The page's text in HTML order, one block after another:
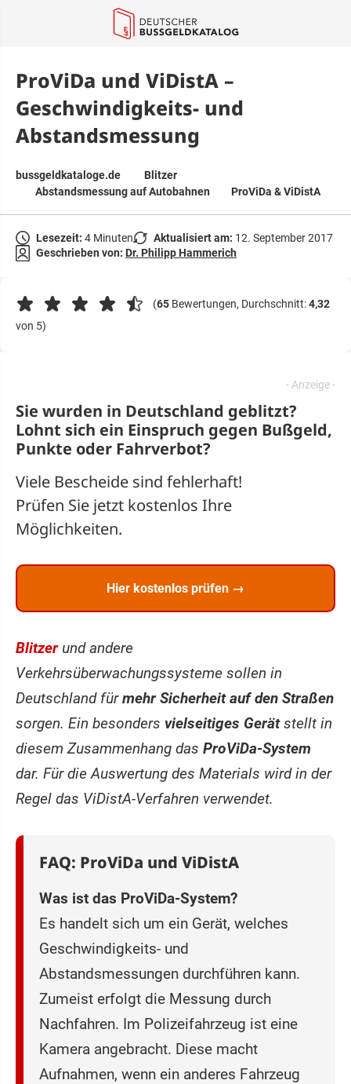
ProViDa und ViDistA –
Geschwindigkeits- und
Abstandsmessung
bussgeldkataloge.de
Blitzer
Abstandsmessung auf Autobahnen
ProViDa & ViDistA
Lesezeit: 4 Minuten Aktualisiert am: 12. September 2017
Geschrieben von: Dr. Philipp Hammerich
(65 Bewertungen, Durchschnitt:4,32
von 5)
Sie wurden in Deutschland geblitzt?
Lohnt sich ein Einspruch gegen Bußgeld,
Punkte oder Fahrverbot?
Viele Bescheide sind fehlerhaft!
Prüfen Sie jetzt kostenlos Ihre
Möglichkeiten.
Hier kostenlos prüfen →
Blitzerund andere
Verkehrsüberwachungssysteme sollen in
Deutschland fürmehr Sicherheit auf den Straßen
sorgen. Ein besonders vielseitiges Gerätstellt in
diesem Zusammenhang das ProViDa-System
dar. Für die Auswertung des Materials wird in der
Regel das ViDistA-Verfahren verwendet.
FAQ: ProViDa und ViDistA
Was ist das ProViDa-System?
Es handelt sich um ein Gerät, welches
Geschwindigkeits- und
Abstandsmessungen durchführen kann.
Zumeist erfolgt die Messung durch
Nachfahren. Im Polizeifahrzeug ist eine
Kamera angebracht. Diese macht
Aufnahmen, wenn ein anderes Fahrzeug